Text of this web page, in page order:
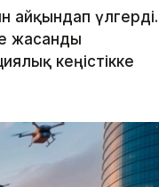
айқындап үлгерді.
жасанды
кеңістікке